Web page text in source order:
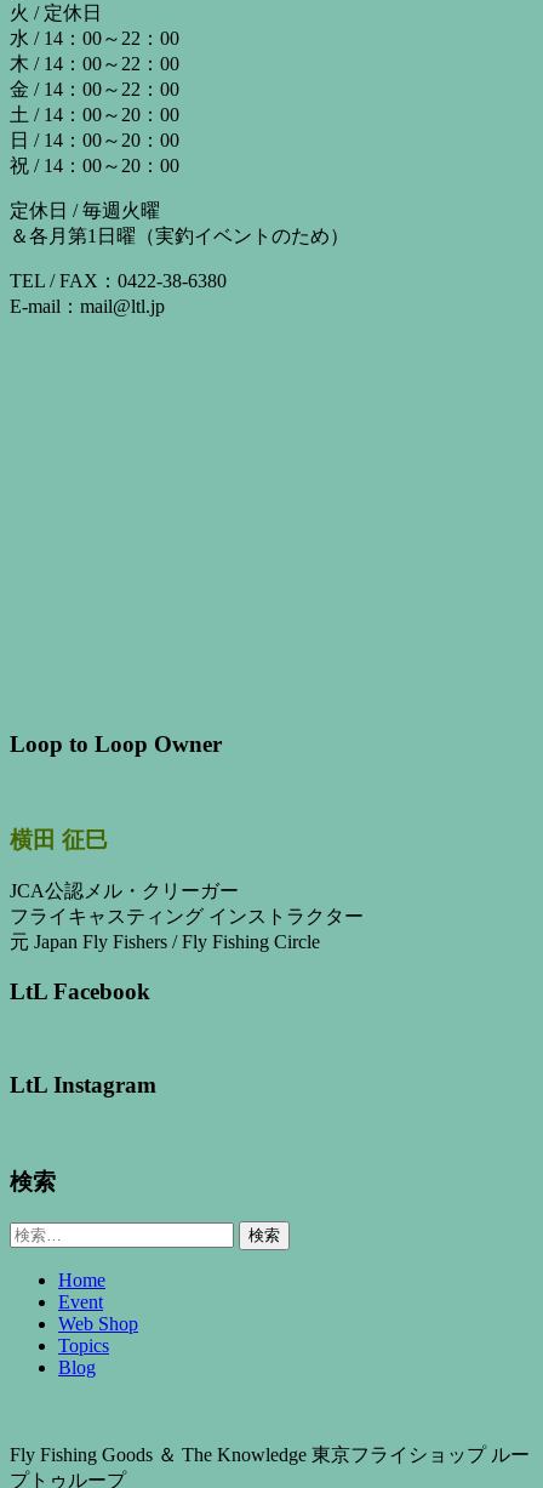
火 / 定休日
水 / 14：00～22：00
木 / 14：00～22：00
金 / 14：00～22：00
土 / 14：00～20：00
日 / 14：00～20：00
祝 / 14：00～20：00
定休日 / 毎週火曜
＆各月第1日曜（実釣イベントのため）
TEL / FAX：0422-38-6380
E-mail：mail@ltl.jp
Loop to Loop Owner
横田 征巳
JCA公認メル・クリーガー
フライキャスティング インストラクター
元 Japan Fly Fishers / Fly Fishing Circle
LtL Facebook
LtL Instagram
検索
検
Home
Event
Web Shop
Topics
Blog
Fly Fishing Goods ＆ The Knowledge 東京フライショップ ルー
プトゥループ